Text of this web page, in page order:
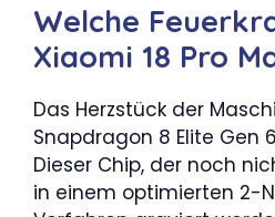
Welche
Xiaomi 18 Pro
Das Herzstück der
Snapdragon 8 Elite Gen
Dieser Chip, der noch
in einem optimierten 2-